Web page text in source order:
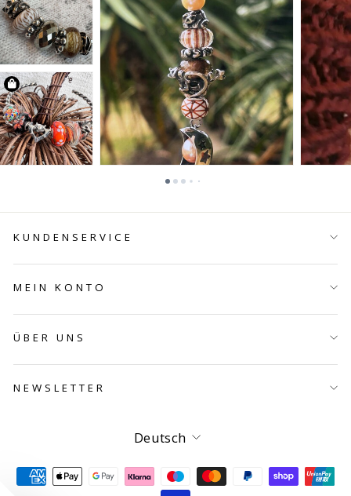
KUNDENSERVICE
MEIN KONTO
ÜBER UNS
NEWSLETTER
Sprache
Deutsch